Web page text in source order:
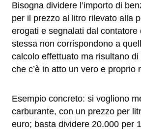
Bisogna dividere l’importo di
per il prezzo al litro rilevato alla
erogati e segnalati dal contatore
stessa non corrispondono a
calcolo effettuato ma risultano
che c’è in atto un vero e proprio
Esempio concreto: si vogliono
carburante, con un prezzo per
euro; basta dividere 20.000 per